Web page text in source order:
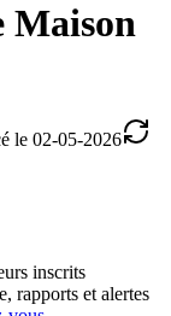
Maison
le 02-05-2026
inscrits
rapports et alertes